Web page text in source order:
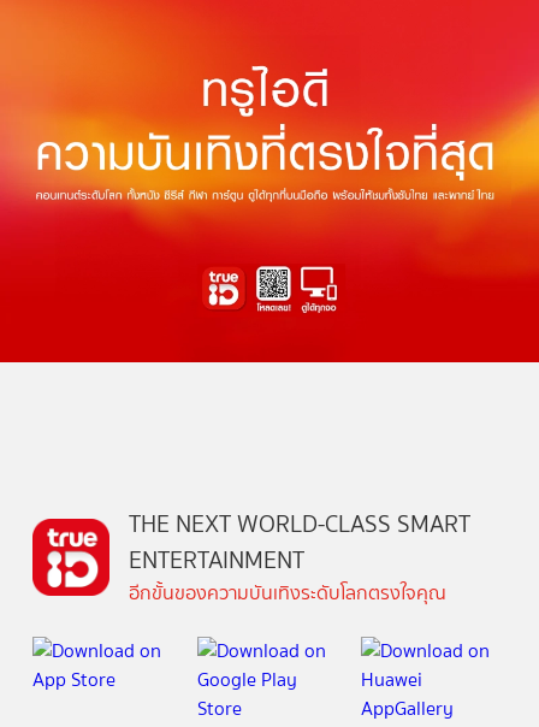
THE NEXT WORLD-CLASS SMART
ENTERTAINMENT
อีกขั้นของความบันเทิงระดับโลกตรงใจคุณ